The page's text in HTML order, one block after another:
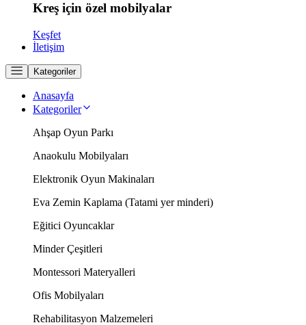
Kreş için özel mobilyalar
Keşfet
İletişim
Kategoriler
Anasayfa
Kategoriler
Ahşap Oyun Parkı
Anaokulu Mobilyaları
Elektronik Oyun Makinaları
Eva Zemin Kaplama (Tatami yer minderi)
Eğitici Oyuncaklar
Minder Çeşitleri
Montessori Materyalleri
Ofis Mobilyaları
Rehabilitasyon Malzemeleri